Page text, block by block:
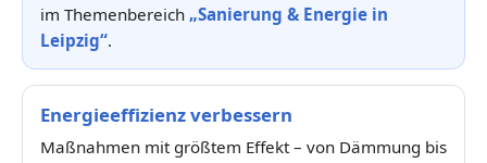
im Themenbereich „Sanierung & Energie in
Leipzig“.
Energieeffizienz verbessern
Maßnahmen mit größtem Effekt – von Dämmung bis